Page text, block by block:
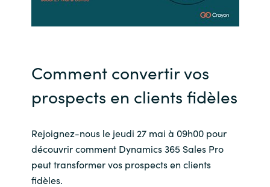
Kuwait
Lithuania
Malaysia
Comment convertir vos
prospects en clients fidèles
Rejoignez-nous le jeudi 27 mai à 09h00 pour
découvrir comment Dynamics 365 Sales Pro
peut transformer vos prospects en clients
fidèles.